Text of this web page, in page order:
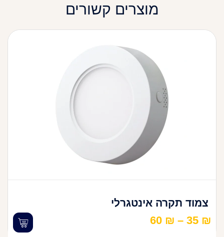
מוצרים קשורים
צמוד תקרה אינטגרלי
35 ₪
–
60 ₪